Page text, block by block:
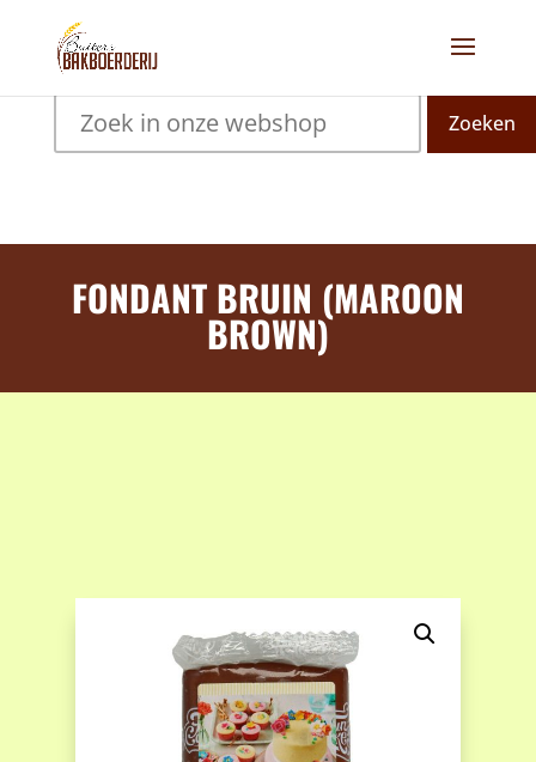
Zoeken
FONDANT BRUIN (MAROON
BROWN)